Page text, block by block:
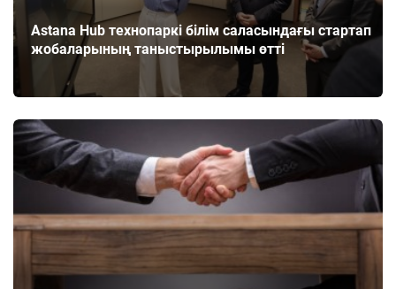
Astana Hub технопаркі білім саласындағы стартап
жобаларының таныстырылымы өтті